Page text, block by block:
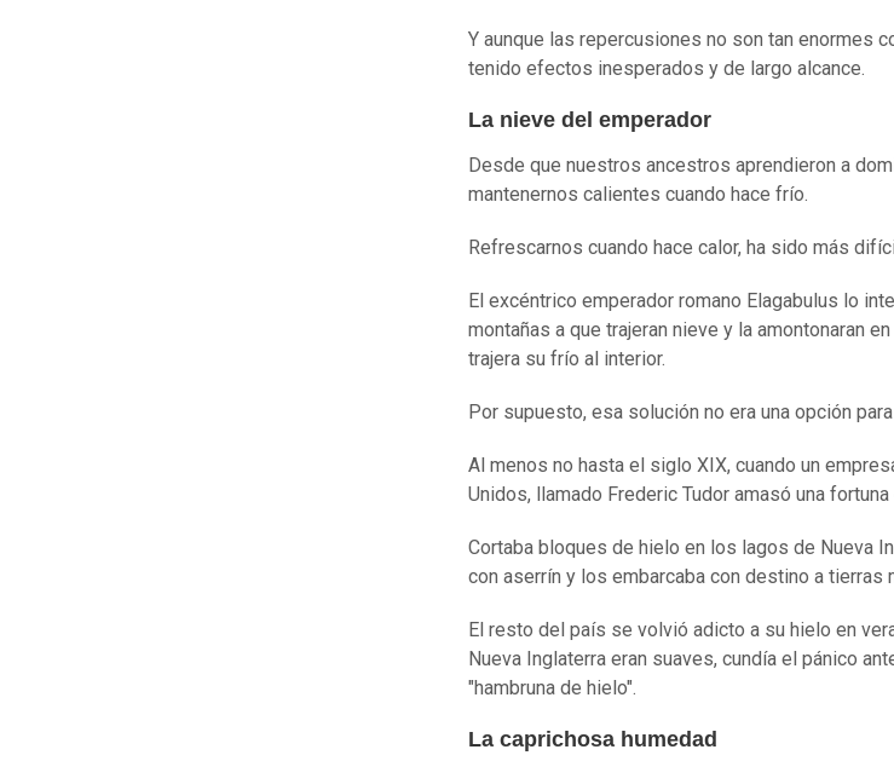
Y aunque las repercusiones no son tan enormes
tenido efectos inesperados y de largo alcance.
La nieve del emperador
Desde que nuestros ancestros aprendieron a
mantenernos calientes cuando hace frío.
Refrescarnos cuando hace calor, ha sido más
El excéntrico emperador romano Elagabulus lo
montañas a que trajeran nieve y la amontonaran
trajera su frío al interior.
Por supuesto, esa solución no era una opción
Al menos no hasta el siglo XIX, cuando un
Unidos, llamado Frederic Tudor amasó una
Cortaba bloques de hielo en los lagos de Nueva
con aserrín y los embarcaba con destino a tierras
El resto del país se volvió adicto a su hielo en
Nueva Inglaterra eran suaves, cundía el pánico
"hambruna de hielo".
La caprichosa humedad